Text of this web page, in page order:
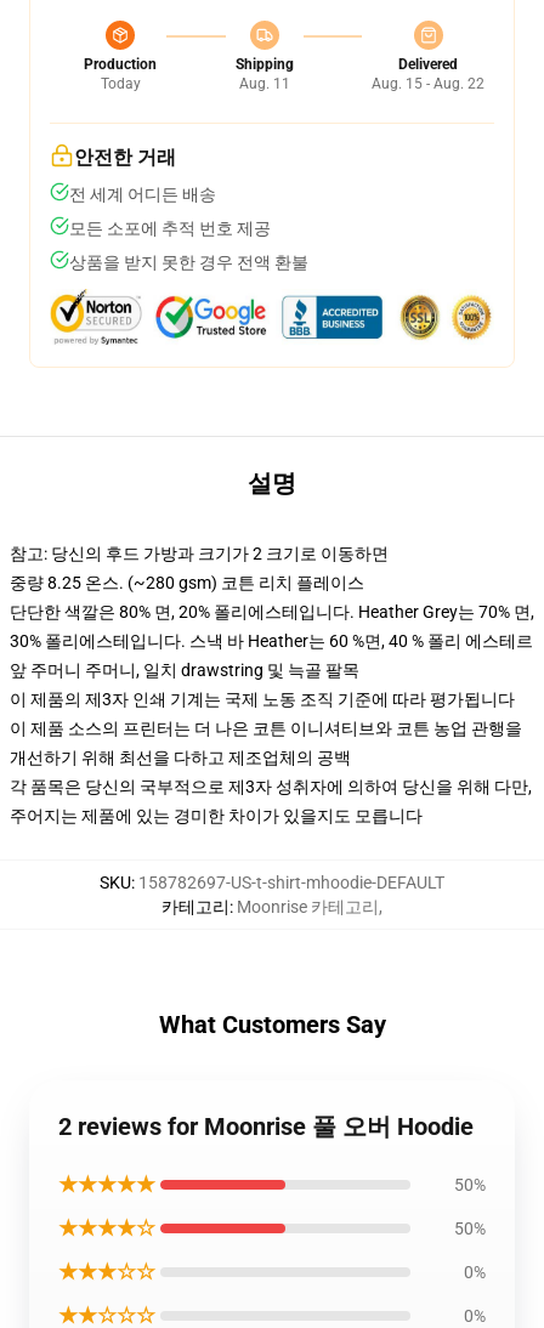
Production
Today
Shipping
Aug. 11
Delivered
Aug. 15 - Aug. 22
안전한 거래
전 세계 어디든 배송
모든 소포에 추적 번호 제공
상품을 받지 못한 경우 전액 환불
설명
참고: 당신의 후드 가방과 크기가 2 크기로 이동하면
중량 8.25 온스. (~280 gsm) 코튼 리치 플레이스
단단한 색깔은 80% 면, 20% 폴리에스테입니다. Heather Grey는 70% 면,
30% 폴리에스테입니다. 스낵 바 Heather는 60 %면, 40 % 폴리 에스테르
앞 주머니 주머니, 일치 drawstring 및 늑골 팔목
이 제품의 제3자 인쇄 기계는 국제 노동 조직 기준에 따라 평가됩니다
이 제품 소스의 프린터는 더 나은 코튼 이니셔티브와 코튼 농업 관행을
개선하기 위해 최선을 다하고 제조업체의 공백
각 품목은 당신의 국부적으로 제3자 성취자에 의하여 당신을 위해 다만,
주어지는 제품에 있는 경미한 차이가 있을지도 모릅니다
SKU: 158782697-US-t-shirt-mhoodie-DEFAULT
카테고리: Moonrise 카테고리,
What Customers Say
2 reviews for Moonrise 풀 오버 Hoodie
★★★★★ 50%
★★★★☆ 50%
★★★☆☆ 0%
★★☆☆☆ 0%